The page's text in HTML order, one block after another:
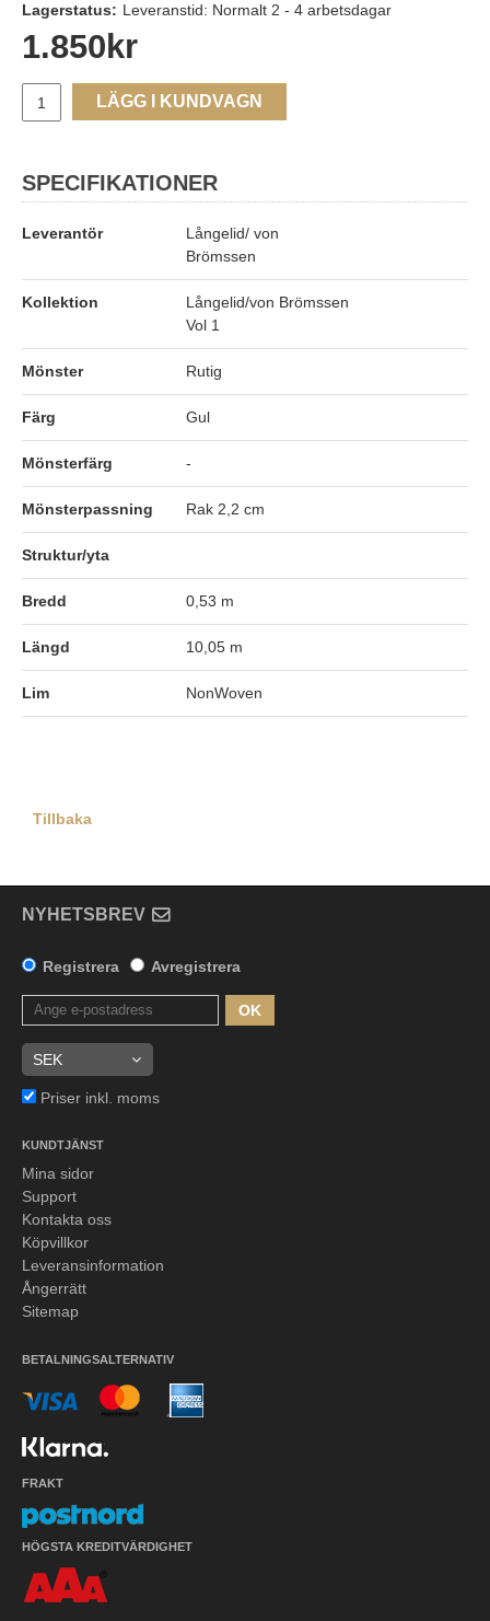
Lagerstatus: Leveranstid: Normalt 2 - 4 arbetsdagar
1.850 kr
LÄGG I KUNDVAGN
SPECIFIKATIONER
Leverantör
Långelid/ von
Brömssen
Kollektion
Långelid/von Brömssen
Vol 1
Mönster Rutig
Färg Gul
Mönsterfärg -
Mönsterpassning Rak 2,2 cm
Struktur/yta
Bredd 0,53 m
Längd 10,05 m
Lim NonWoven
Tillbaka
NYHETSBREV
Registrera Avregistrera
OK
Priser inkl. moms
KUNDTJÄNST
Mina sidor
Support
Kontakta oss
Köpvillkor
Leveransinformation
Ångerrätt
Sitemap
BETALNINGSALTERNATIV
FRAKT
HÖGSTA KREDITVÄRDIGHET